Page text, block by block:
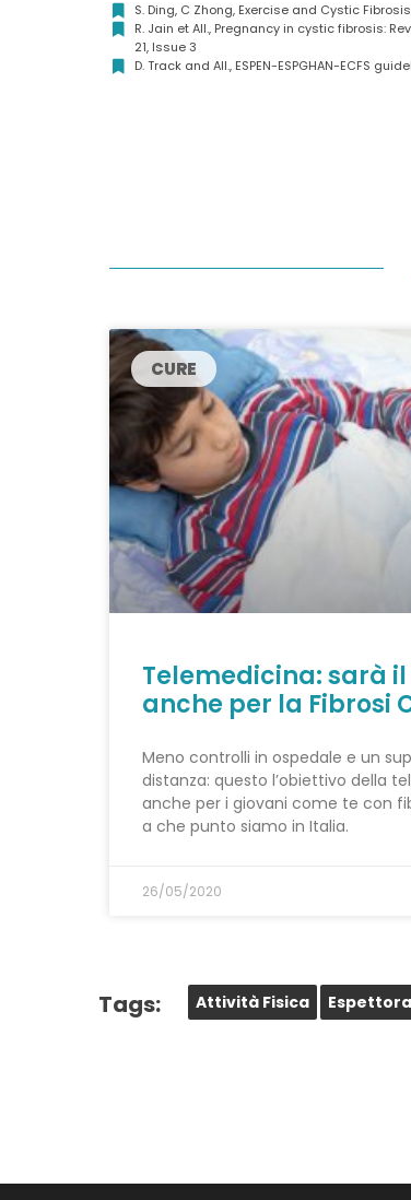
S. Ding, C Zhong, Exercise and Cystic
R. Jain et All., Pregnancy in cystic fibrosis:
21, Issue 3
D. Track and All., ESPEN-ESPGHAN-ECFS
CURE
Telemedicina: sarà
anche per la Fibrosi
Meno controlli in ospedale e un
distanza: questo l’obiettivo della
anche per i giovani come te con
a che punto siamo in Italia.
26/05/2020
Tags: Attività Fisica